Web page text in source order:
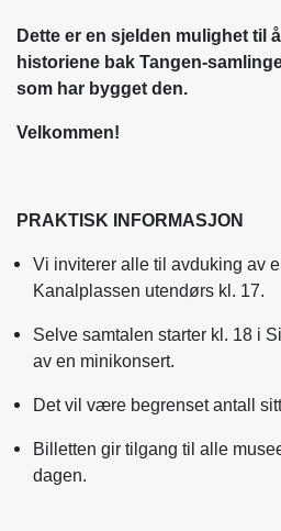
Dette er en sjelden mulighet til
historiene bak Tangen-
som har bygget den.
Velkommen!
PRAKTISK INFORMASJON
Vi inviterer alle til avduking av
Kanalplassen utendørs kl. 17.
Selve samtalen starter kl. 18 i
av en minikonsert.
Det vil være begrenset antall
Billetten gir tilgang til alle
dagen.